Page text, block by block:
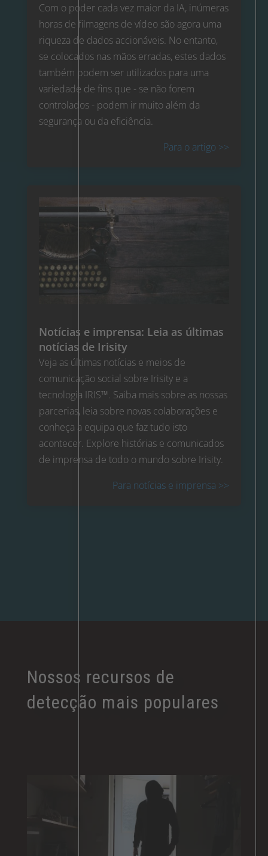
Com o poder cada vez maior da IA, inúmeras
horas de filmagens de vídeo são agora uma
riqueza de dados accionáveis. No entanto,
se colocados nas mãos erradas, estes dados
também podem ser utilizados para uma
variedade de fins que - se não forem
controlados - podem ir muito além da
segurança ou da eficiência.
Para o artigo >>
Notícias e imprensa: Leia as últimas
notícias de Irisity
Veja as últimas notícias e meios de
comunicação social sobre Irisity e a
tecnologia IRIS™. Saiba mais sobre as nossas
parcerias, leia sobre novas colaborações e
conheça a equipa que faz tudo isto
acontecer. Explore histórias e comunicados
de imprensa de todo o mundo sobre Irisity.
Para notícias e imprensa >>
Nossos recursos de
detecção mais populares​